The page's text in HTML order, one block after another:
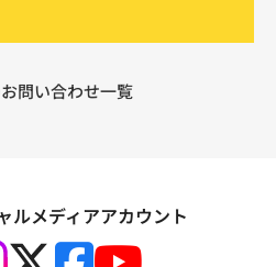
問い合わせ一覧
ルメディアアカウント